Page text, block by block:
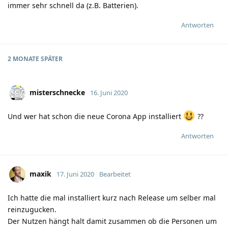
immer sehr schnell da (z.B. Batterien).
Antworten
2 MONATE SPÄTER
misterschnecke 16. Juni 2020
Und wer hat schon die neue Corona App installiert ??
Antworten
maxik 17. Juni 2020 Bearbeitet
Ich hatte die mal installiert kurz nach Release um selber mal
reinzugucken.
Der Nutzen hängt halt damit zusammen ob die Personen um